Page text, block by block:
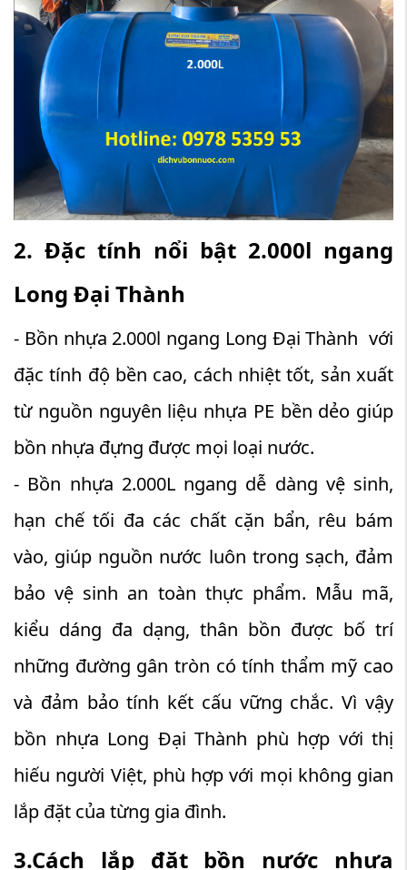
2. Đặc tính nổi bật 2.000​l ngang
Long Đại Thành
- Bồn nhựa 2.000l ngang Long Đại Thành với
đặc tính độ bền cao, cách nhiệt tốt, sản xuất
từ nguồn nguyên liệu nhựa PE bền dẻo giúp
bồn nhựa đựng được mọi loại nước.
- Bồn nhựa 2.000L ngang dễ dàng vệ sinh,
hạn chế tối đa các chất cặn bẩn, rêu bám
vào, giúp nguồn nước luôn trong sạch, đảm
bảo vệ sinh an toàn thực phẩm. Mẫu mã,
kiểu dáng đa dạng, thân bồn được bố trí
những đường gân tròn có tính thẩm mỹ cao
và đảm bảo tính kết cấu vững chắc. Vì vậy
bồn nhựa Long Đại Thành phù hợp với thị
hiếu người Việt, phù hợp với mọi không gian
lắp đặt của từng gia đình.
3.Cách lắp đặt bồn nước nhựa